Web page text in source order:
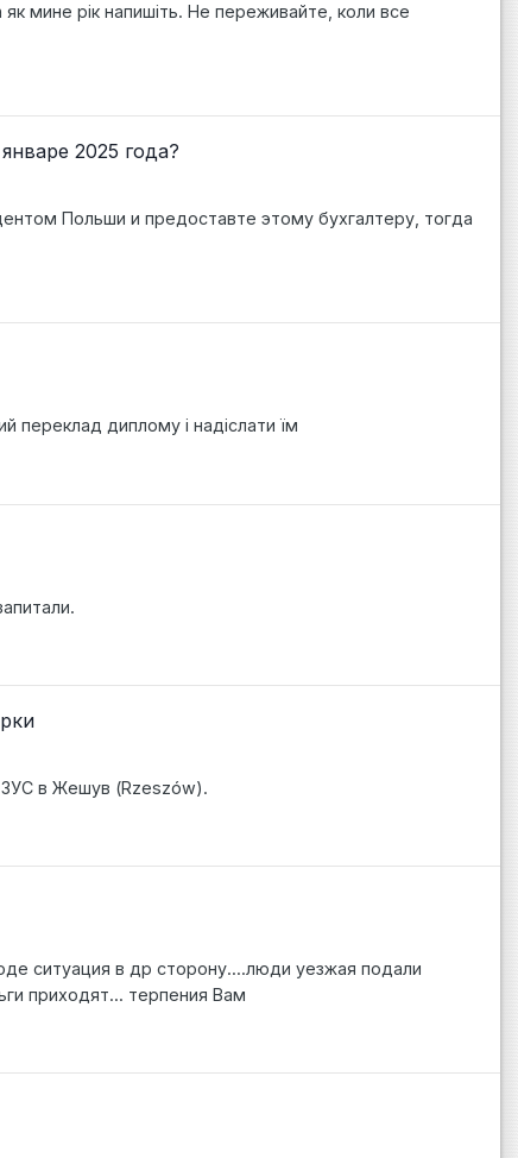
мине рік напишіть. Не переживайте, коли все
2025 года?
Польши и предоставте этому бухгалтеру, тогда
переклад диплому і надіслати їм
ЗУС в Жешув (Rzeszów).
ситуация в др сторону....люди уезжая подали
приходят... терпения Вам